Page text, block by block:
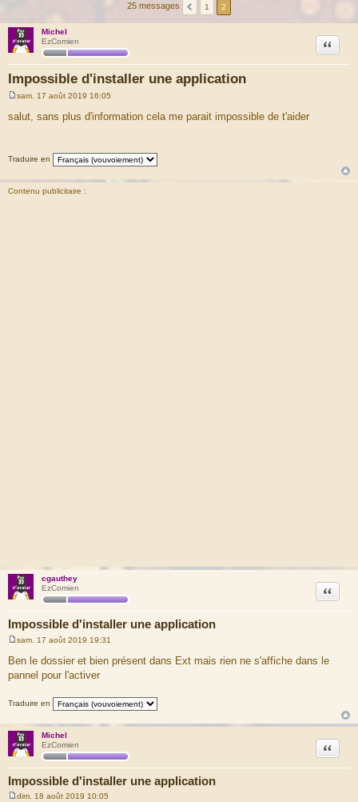
25 messages 1 2
Michel
EzComien
Impossible d'installer une application
Citation
e
s
e
sam. 17 août 2019 16:05
salut, sans plus d'information cela me parait impossible de t'aider
Traduire en
Contenu publicitaire :
cgauthey
EzComien
Impossible d'installer une application
Citation
s
s
e
sam. 17 août 2019 19:31
Ben le dossier et bien présent dans Ext mais rien ne s'affiche dans le
pannel pour l'activer
Traduire en
Michel
EzComien
Impossible d'installer une application
Citation
dim. 18 août 2019 10:05